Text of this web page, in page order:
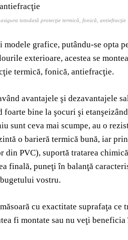
totodată protecţie termică, fonică, antiefracţie
grafice, putându-se opta
exterioare, acestea se
termică, fonică, antiefracţie.
avantajele şi dezavantajele
bine la şocuri şi
ceva mai scumpe, au o
o barieră termică bună, iar
PVC), suportă tratarea
finală, puneţi în balanţă
vostru.
cu exactitate suprafaţa ce
fi montate sau nu veţi